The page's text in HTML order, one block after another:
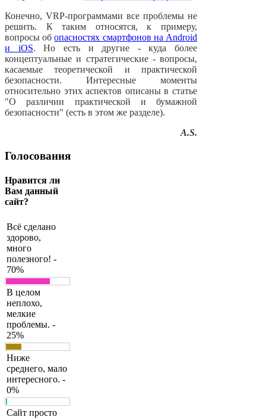
Конечно, VRP-программами все проблемы не
решить. К таким относятся, к примеру,
вопросы обопасностях смартфонов на Android
и iOS. Но есть и другие - куда более
концептуальные и стратегические - вопросы,
касаемые теоретической и практической
безопасности. Интересные моменты
относительно этих аспектов описаны в статье
"О различии практической и бумажной
безопасности" (есть в этом же разделе).
A.S.
Голосования
Нравится ли
Вам данный
сайт?
Всё сделано
здорово,
много
полезного! -
70%
В целом
неплохо,
мелкие
проблемы. -
25%
Ниже
среднего, мало
интересного. -
0%
Сайт просто